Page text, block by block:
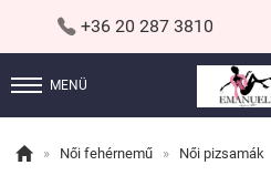
 +36 20 287 3810
MENÜ
 » Női fehérnemű » Női pizsamák